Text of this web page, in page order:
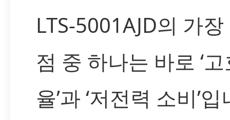
LTS-5001AJD의 가
점 중 하나는 바로 ‘
율’과 ‘저전력 소비’